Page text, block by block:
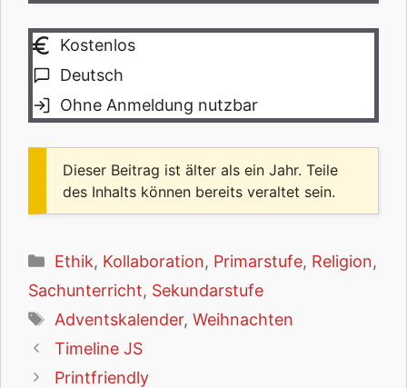
Kostenlos
Deutsch
Ohne Anmeldung nutzbar
Dieser Beitrag ist älter als ein Jahr. Teile
des Inhalts können bereits veraltet sein.
Kategorien
Ethik, Kollaboration, Primarstufe, Religion,
Sachunterricht, Sekundarstufe
Schlagwörter
Adventskalender, Weihnachten
Timeline JS
Printfriendly